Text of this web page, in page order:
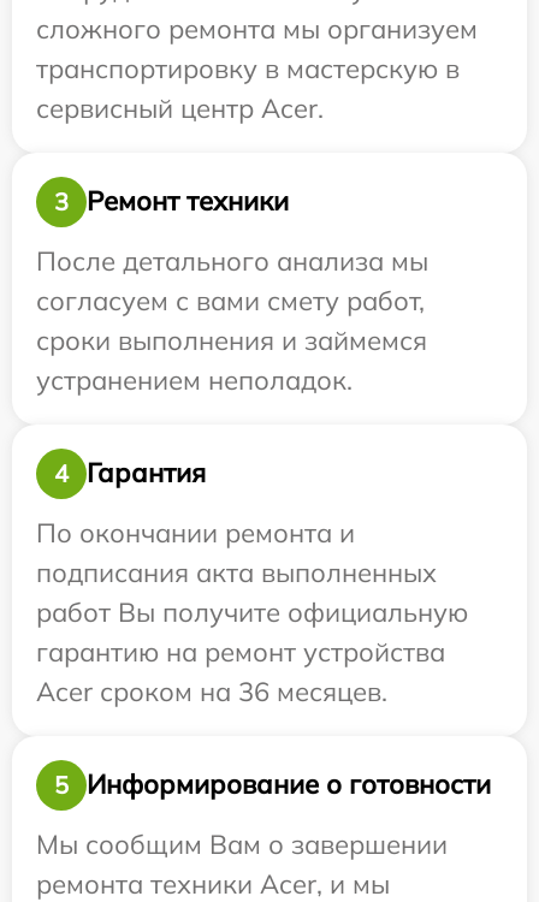
сложного ремонта мы организуем
транспортировку в мастерскую в
сервисный центр Acer.
3
Ремонт техники
После детального анализа мы
согласуем с вами смету работ,
сроки выполнения и займемся
устранением неполадок.
4
Гарантия
По окончании ремонта и
подписания акта выполненных
работ Вы получите официальную
гарантию на ремонт устройства
Acer сроком на 36 месяцев.
5
Информирование о готовности
Мы сообщим Вам о завершении
ремонта техники Acer, и мы